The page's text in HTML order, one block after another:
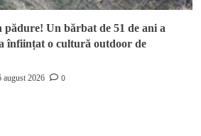
Un bărbat de 51 de ani a
înființat o cultură outdoor de
august 2026 0